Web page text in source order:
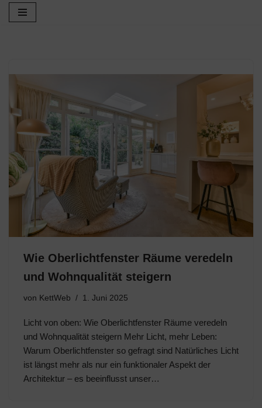
Wie Oberlichtfenster Räume veredeln
und Wohnqualität steigern
von KettWeb 1. Juni 2025
Licht von oben: Wie Oberlichtfenster Räume veredeln
und Wohnqualität steigern Mehr Licht, mehr Leben:
Warum Oberlichtfenster so gefragt sind Natürliches Licht
ist längst mehr als nur ein funktionaler Aspekt der
Architektur – es beeinflusst unser…